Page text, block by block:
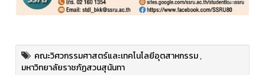
คณะวิศวกรรมศาสตร์และเทคโนโลยีอุตสาหกรรม,
มหาวิทยาลัยราชภัฏสวนสุนันทา